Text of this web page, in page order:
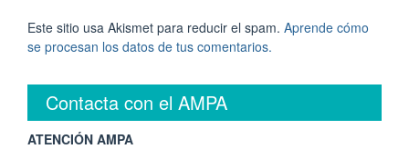
Este sitio usa Akismet para reducir el spam. Aprende cómo
se procesan los datos de tus comentarios.
Contacta con el AMPA
ATENCIÓN AMPA